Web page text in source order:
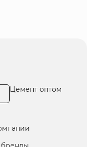
фасованного
для
толщиной слоя
блоков.
однородность и
пропорции и
Цемент оптом